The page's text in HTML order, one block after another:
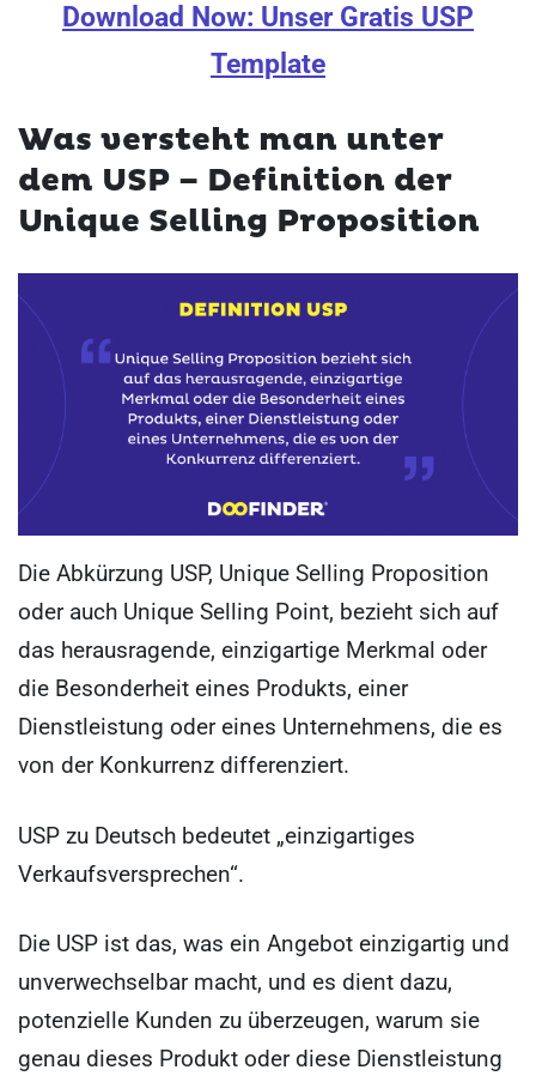
Download Now: Unser Gratis USP
Template
Was versteht man unter
dem USP – Definition der
Unique Selling Proposition
Die Abkürzung USP, Unique Selling Proposition
oder auch Unique Selling Point, bezieht sich auf
das herausragende, einzigartige Merkmal oder
die Besonderheit eines Produkts, einer
Dienstleistung oder eines Unternehmens, die es
von der Konkurrenz differenziert.
USP zu Deutsch bedeutet „einzigartiges
Verkaufsversprechen“.
Die USP ist das, was ein Angebot einzigartig und
unverwechselbar macht, und es dient dazu,
potenzielle Kunden zu überzeugen, warum sie
genau dieses Produkt oder diese Dienstleistung